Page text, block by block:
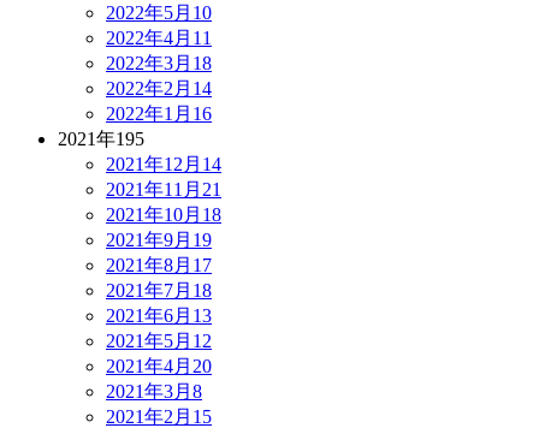
2022年5月 10
2022年4月 11
2022年3月 18
2022年2月 14
2022年1月 16
2021年195
2021年12月 14
2021年11月 21
2021年10月 18
2021年9月 19
2021年8月 17
2021年7月 18
2021年6月 13
2021年5月 12
2021年4月 20
2021年3月 8
2021年2月 15